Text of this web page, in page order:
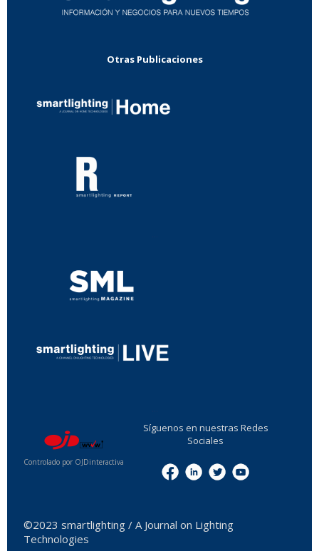
Otras Publicaciones
Controlado por OJDinteractiva
Síguenos en nuestras Redes
Sociales
©2023 smartlighting / A Journal on Lighting
Technologies